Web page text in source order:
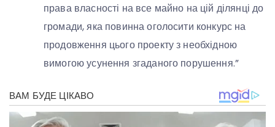
права власності на все майно на цій ділянці до
громади, яка повинна оголосити конкурс на
продовження цього проекту з необхідною
вимогою усунення згаданого порушення.”